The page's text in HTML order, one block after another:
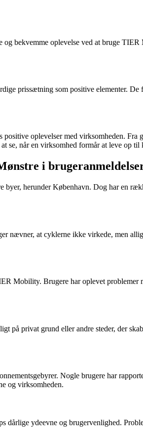
bekvemme oplevelse ved at bruge
prissætning som positive elementer.
oplevelser med virksomheden.
når en virksomhed formår at leve op til
i
herunder København. Dog har en
nævner, at cyklerne ikke virkede, men
Mobility. Brugere har oplevet
på privat grund eller andre steder, der
Nogle brugere har
og virksomheden.
ydeevne og brugervenlighed.